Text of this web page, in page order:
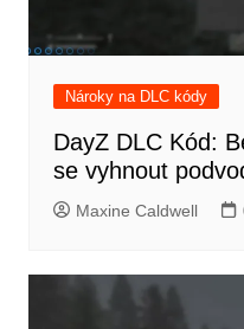
Nároky na DLC kódy
DayZ DLC Kód:
se vyhnout
Maxine Caldwell